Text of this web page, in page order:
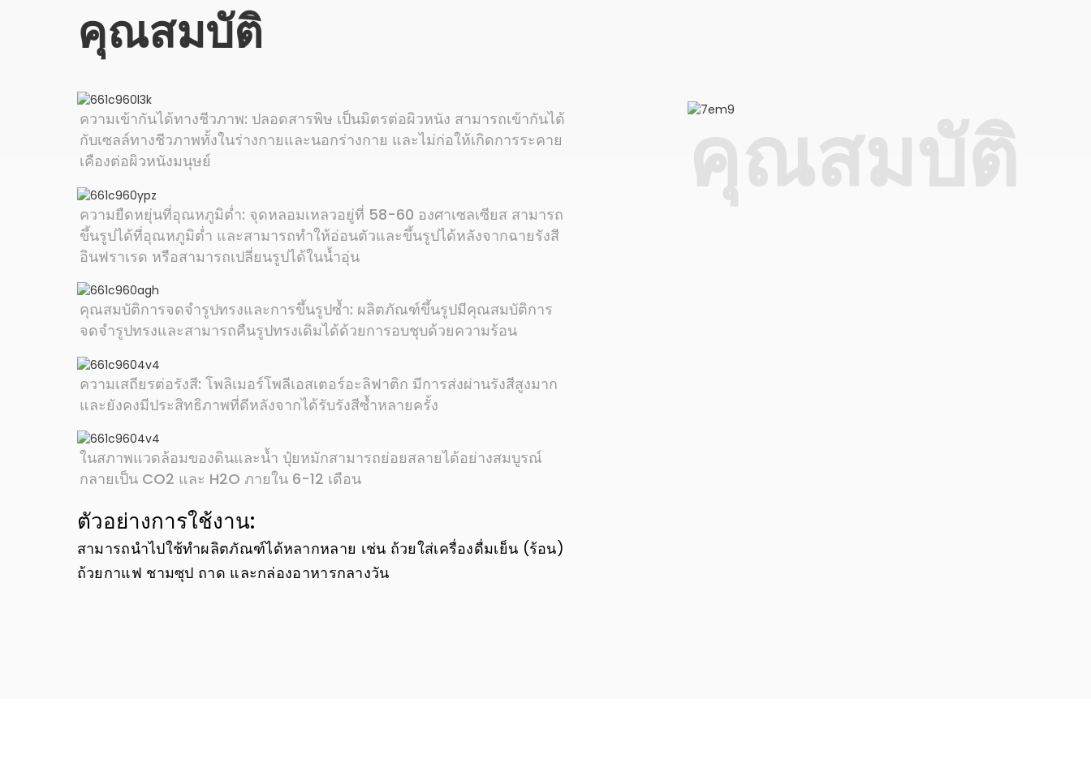
คุณสมบัติ
ความเข้ากันได้ทางชีวภาพ: ปลอดสารพิษ เป็นมิตรต่อผิวหนัง สามารถเข้ากันได้
กับเซลล์ทางชีวภาพทั้งในร่างกายและนอกร่างกาย และไม่ก่อให้เกิดการระคาย
เคืองต่อผิวหนังมนุษย์
ความยืดหยุ่นที่อุณหภูมิต่ำ: จุดหลอมเหลวอยู่ที่ 58-60 องศาเซลเซียส สามารถ
ขึ้นรูปได้ที่อุณหภูมิต่ำ และสามารถทำให้อ่อนตัวและขึ้นรูปได้หลังจากฉายรังสี
อินฟราเรด หรือสามารถเปลี่ยนรูปได้ในน้ำอุ่น
คุณสมบัติการจดจำรูปทรงและการขึ้นรูปซ้ำ: ผลิตภัณฑ์ขึ้นรูปมีคุณสมบัติการ
จดจำรูปทรงและสามารถคืนรูปทรงเดิมได้ด้วยการอบชุบด้วยความร้อน
ความเสถียรต่อรังสี: โพลิเมอร์โพลีเอสเตอร์อะลิฟาติก มีการส่งผ่านรังสีสูงมาก
และยังคงมีประสิทธิภาพที่ดีหลังจากได้รับรังสีซ้ำหลายครั้ง
ในสภาพแวดล้อมของดินและน้ำ ปุ๋ยหมักสามารถย่อยสลายได้อย่างสมบูรณ์
กลายเป็น CO2 และ H2O ภายใน 6-12 เดือน
ตัวอย่างการใช้งาน:
สามารถนำไปใช้ทำผลิตภัณฑ์ได้หลากหลาย เช่น ถ้วยใส่เครื่องดื่มเย็น (ร้อน)
ถ้วยกาแฟ ชามซุป ถาด และกล่องอาหารกลางวัน
คุณสมบัติ